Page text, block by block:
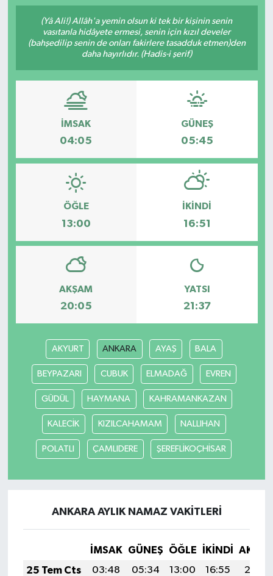
(Yâ Ali!) Allâh'a yemin olsun ki tek bir kişinin senin
vasıtanla hidâyete ermesi, senin için kızıl develer
(bahşedilip senin de onları fakirlere tasadduk etmen)den
daha hayırlıdır. (Hadis-i şerif)
İMSAK
04:05
GÜNEŞ
05:45
ÖĞLE
13:00
İKINDI
16:51
AKŞAM
20:05
YATSI
21:37
AKYURT ANKARA AYAŞ BALA
BEYPAZARI CUBUK ELMADAĞ EVREN
GÜDÜL HAYMANA KAHRAMANKAZAN
KALECİK KIZILCAHAMAM NALLIHAN
POLATLI ÇAMLIDERE ŞEREFLİKOÇHİSAR
ANKARA AYLIK NAMAZ VAKITLERI
İMSAK GÜNEŞ ÖĞLE İKINDI
25 Tem Cts
03:48 05:34 13:00 16:55
20:17